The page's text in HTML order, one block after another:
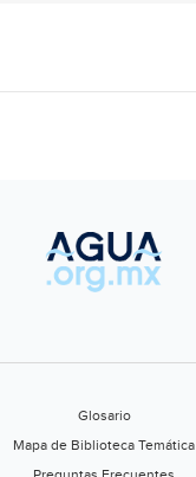
Glosario
Mapa de Biblioteca Temática